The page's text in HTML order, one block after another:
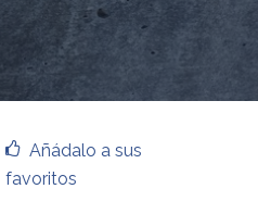
Añádalo a sus
favoritos